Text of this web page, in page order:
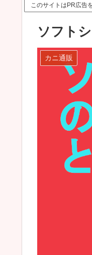
このサイトはPR広告
ソフト
カニ通販